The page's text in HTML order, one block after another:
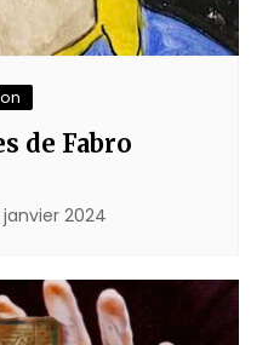
de Fabro
janvier 2024